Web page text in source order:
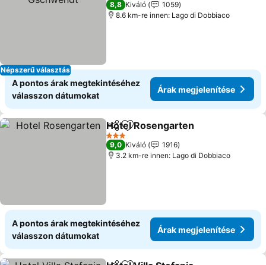
Népszerű választás
8,8 Kiváló
1059
8.6 km-re innen: Lago di Dobbiaco
A pontos árak megtekintéséhez
válasszon dátumokat
Árak megjelenítése
Megosztás
Hozzáadás a kedvencekhez
Hotel Rosengarten
3 Kategória
9,0 Kiváló
1916
3.2 km-re innen: Lago di Dobbiaco
A pontos árak megtekintéséhez
válasszon dátumokat
Árak megjelenítése